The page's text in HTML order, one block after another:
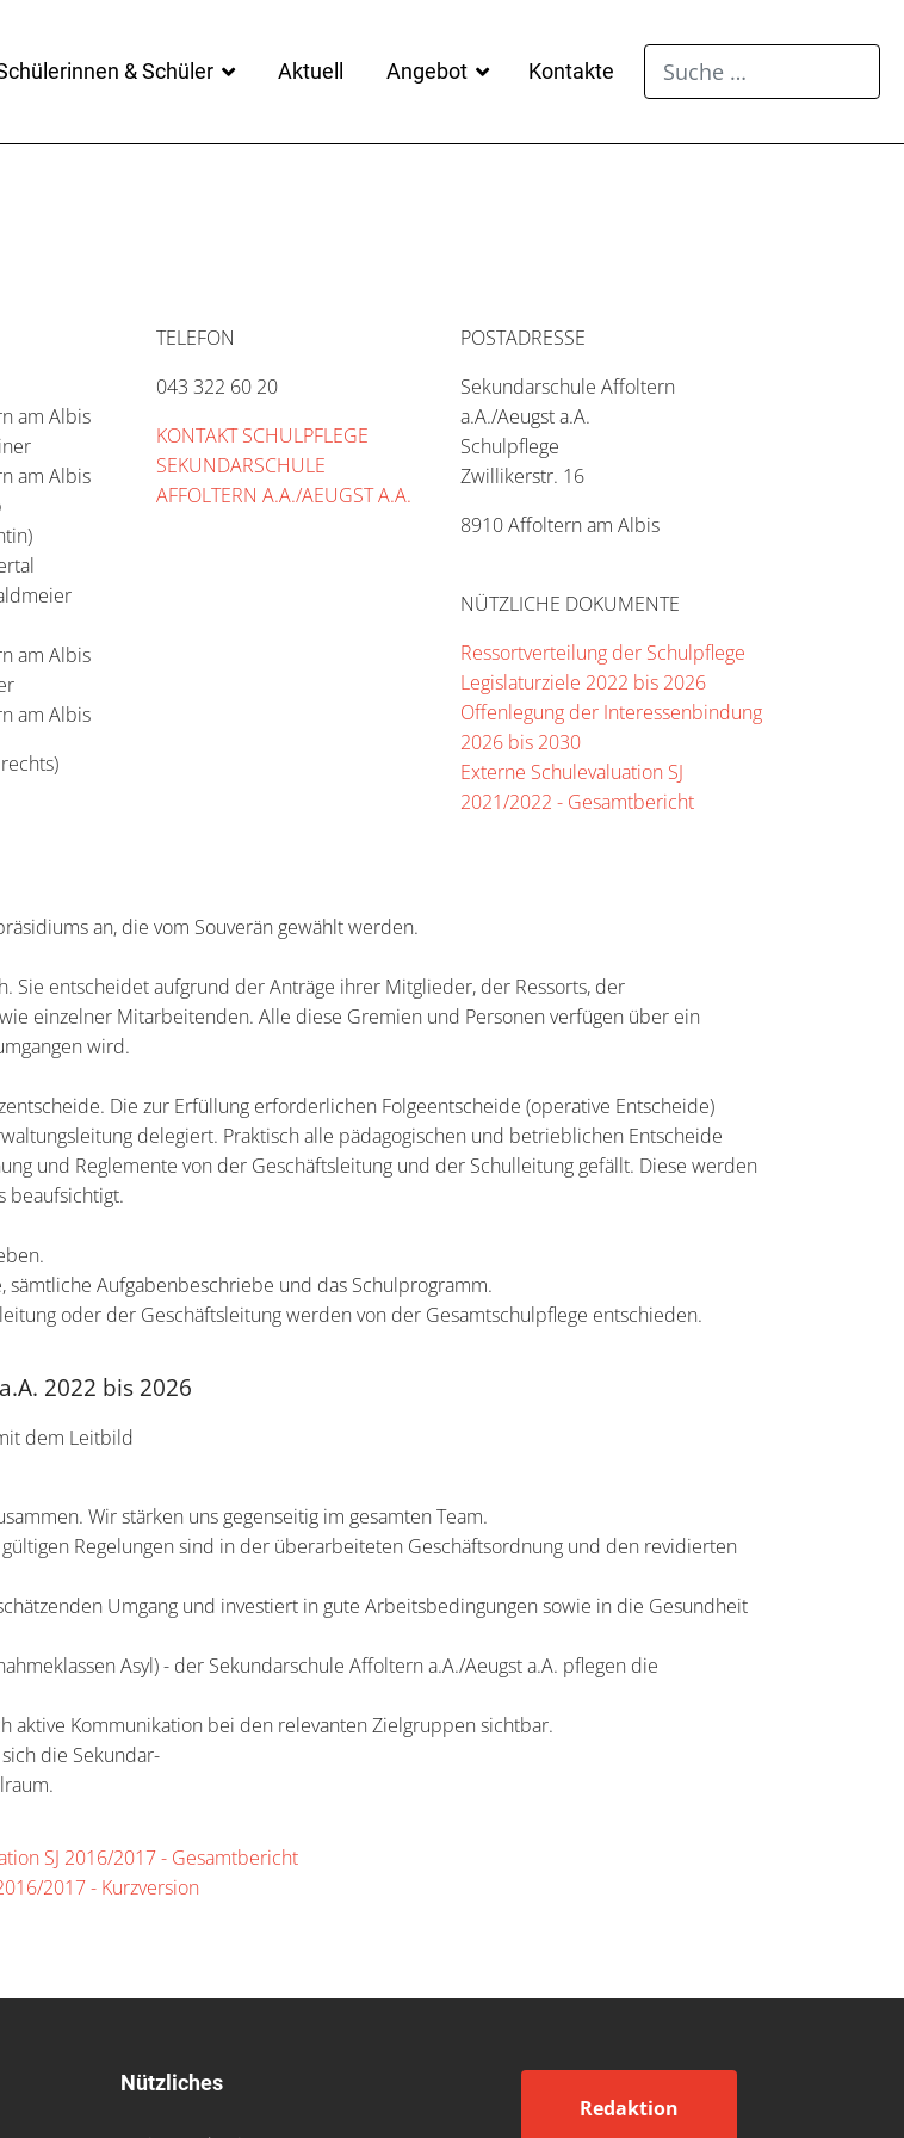
& Schüler Aktuell Angebot Kontakte
Suchen
am Albis
am Albis
am Albis
am Albis
TELEFON
043 322 60 20
KONTAKT SCHULPFLEGE
SEKUNDARSCHULE
AFFOLTERN A.A./AEUGST A.A.
POSTADRESSE
Sekundarschule Affoltern
a.A./Aeugst a.A.
Schulpflege
Zwillikerstr. 16
8910 Affoltern am Albis
NÜTZLICHE DOKUMENTE
Ressortverteilung der Schulpflege
Legislaturziele 2022 bis 2026
Offenlegung der Interessenbindung
2026 bis 2030
Externe Schulevaluation SJ
2021/2022 - Gesamtbericht
an, die vom Souverän gewählt werden.
Sie entscheidet aufgrund der Anträge ihrer Mitglieder, der Ressorts, der
einzelner Mitarbeitenden. Alle diese Gremien und Personen verfügen über ein
wird.
Die zur Erfüllung erforderlichen Folgeentscheide (operative Entscheide)
delegiert. Praktisch alle pädagogischen und betrieblichen Entscheide
und Reglemente von der Geschäftsleitung und der Schulleitung gefällt. Diese werden
beaufsichtigt.
Aufgabenbeschriebe und das Schulprogramm.
oder der Geschäftsleitung werden von der Gesamtschulpflege entschieden.
2022 bis 2026
dem Leitbild
Wir stärken uns gegenseitig im gesamten Team.
Regelungen sind in der überarbeiteten Geschäftsordnung und den revidierten
Umgang und investiert in gute Arbeitsbedingungen sowie in die Gesundheit
Asyl) - der Sekundarschule Affoltern a.A./Aeugst a.A. pflegen die
aktive Kommunikation bei den relevanten Zielgruppen sichtbar.
die Sekundar-
SJ 2016/2017 - Gesamtbericht
2017 - Kurzversion
Nützliches
Redaktion